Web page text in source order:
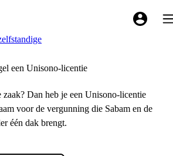
My
een Unisono-licentie
Dan heb je een Unisono-licentie
voor de vergunning die Sabam en de
één dak brengt.